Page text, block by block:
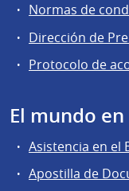
Normas de
Dirección de
Protocolo de
El mundo
Asistencia en el
Apostilla de